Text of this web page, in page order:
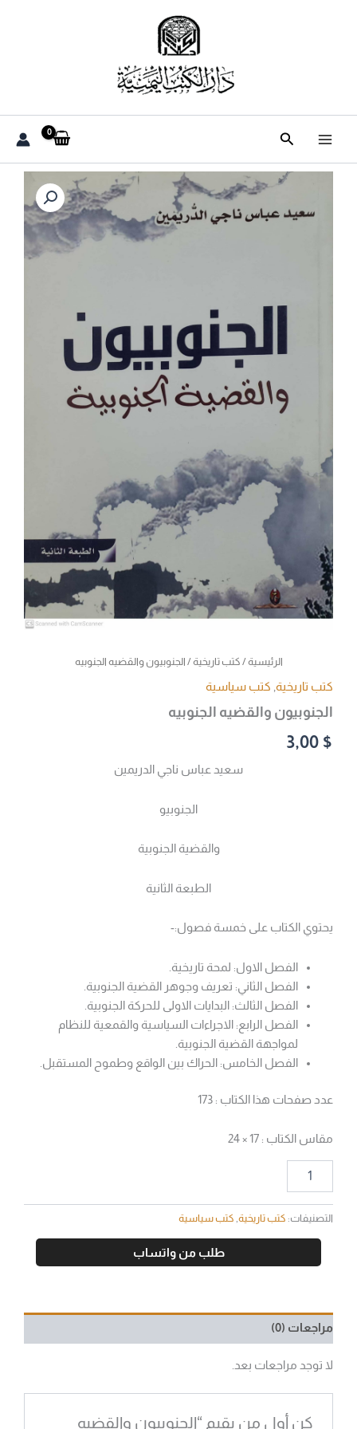
البحث
الرئيسية/ كتب تاريخية/ الجنوبيون والقضيه الجنوبيه
كتب تاريخية, كتب سياسية
الجنوبيون والقضيه الجنوبيه
3,00 $
سعيد عباس ناجي الدريمين
الجنوبيو
والقضية الجنوبية
الطبعة الثانية
يحتوي الكتاب على خمسة فصول:-
الفصل الاول: لمحة تاريخية.
الفصل الثاني: تعريف وجوهر القضية الجنوبية.
الفصل الثالث: البدايات الاولى للحركة الجنوبية.
الفصل الرابع: الاجراءات السياسية والقمعية للنظام
لمواجهة القضية الجنوبية.
الفصل الخامس: الحراك بين الواقع وطموح المستقبل.
عدد صفحات هذا الكتاب : 173
مقاس الكتاب : 17 × 24
والقضيه
التصنيفات: كتب تاريخية, كتب سياسية
طلب من واتساب
مراجعات (0)
لا توجد مراجعات بعد.
كن أول من يقيم “الجنوبيون والقضيه